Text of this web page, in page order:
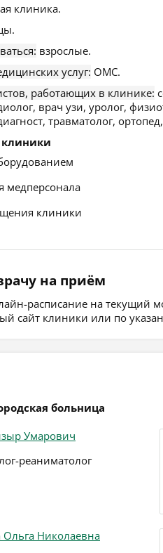
клиника.
взрослые.
услуг: ОМС.
работающих в клинике:
врач узи, уролог,
травматолог,
медперсонала
клиники
на приём
расписание на текущий
сайт клиники или по
больница
Умарович
реаниматолог
Николаевна